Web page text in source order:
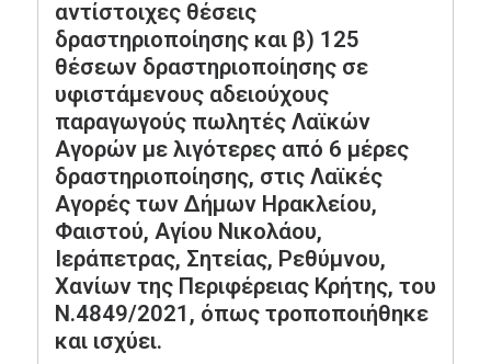
αντίστοιχες θέσεις
δραστηριοποίησης και β) 125
θέσεων δραστηριοποίησης σε
υφιστάμενους αδειούχους
παραγωγούς πωλητές Λαϊκών
Αγορών με λιγότερες από 6 μέρες
δραστηριοποίησης, στις Λαϊκές
Αγορές των Δήμων Ηρακλείου,
Φαιστού, Αγίου Νικολάου,
Ιεράπετρας, Σητείας, Ρεθύμνου,
Χανίων της Περιφέρειας Κρήτης, του
Ν.4849/2021, όπως τροποποιήθηκε
και ισχύει.